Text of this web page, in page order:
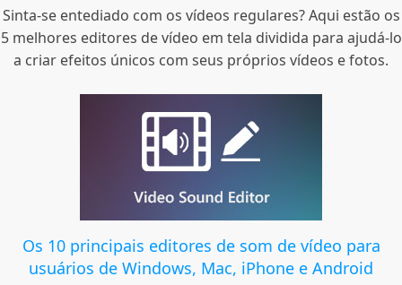
Sinta-se entediado com os vídeos regulares? Aqui estão os
5 melhores editores de vídeo em tela dividida para ajudá-lo
a criar efeitos únicos com seus próprios vídeos e fotos.
Os 10 principais editores de som de vídeo para
usuários de Windows, Mac, iPhone e Android